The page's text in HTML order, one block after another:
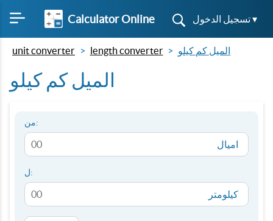
Calculator Online تسجيل الدخول ▾
unit converter length converter الميل كم كيلو
الميل كم كيلو
من:
اميال
ل:
كيلومتر